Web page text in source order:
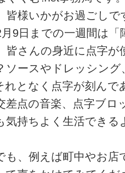
皆様いかがお過ごしで
9日までの一週間は「
皆さんの身近に点字が
ソースやドレッシング
れとなく点字が刻んで
差点の音楽、点字ブロ
気持ちよく生活できる
、例えば町中やお店